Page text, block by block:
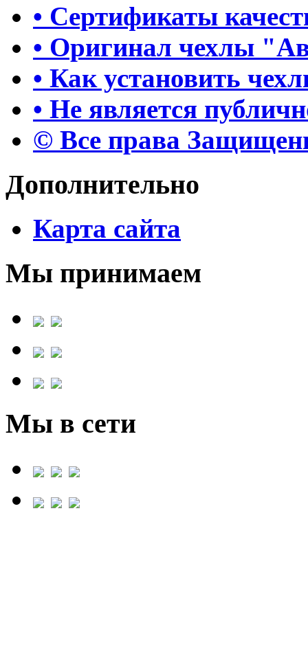
• Сертификаты
• Оригинал чехлы
• Как установить
• Не является
© Все права
Дополнительно
Карта сайта
Мы принимаем
Мы в сети